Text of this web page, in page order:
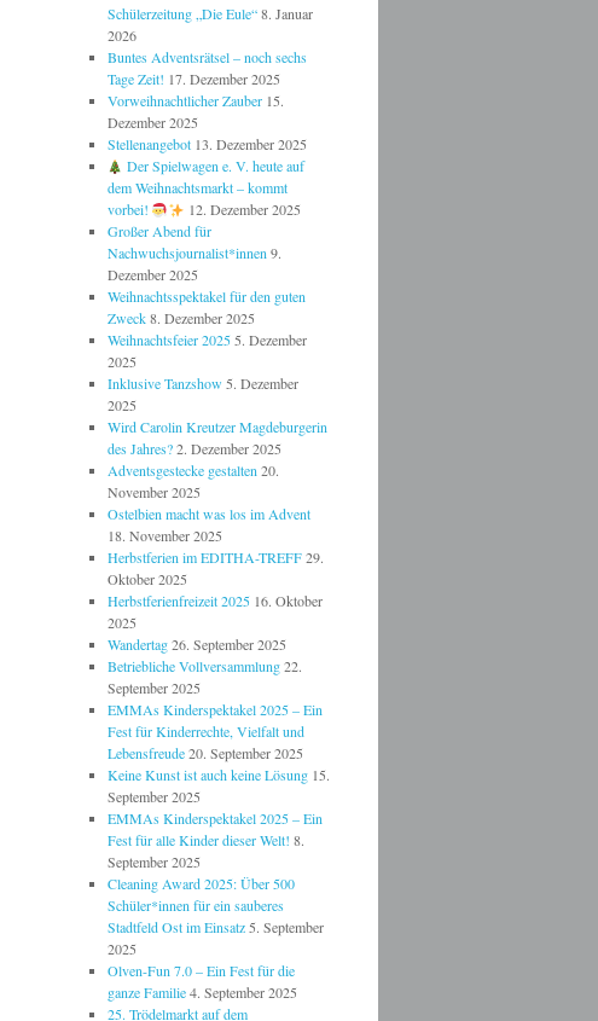
Schülerzeitung „Die Eule“ 8. Januar
2026
Buntes Adventsrätsel – noch sechs
Tage Zeit! 17. Dezember 2025
Vorweihnachtlicher Zauber 15.
Dezember 2025
Stellenangebot 13. Dezember 2025
Der Spielwagen e. V. heute auf
dem Weihnachtsmarkt – kommt
vorbei!
12. Dezember 2025
Großer Abend für
Nachwuchsjournalist*innen 9.
Dezember 2025
Weihnachtsspektakel für den guten
Zweck 8. Dezember 2025
Weihnachtsfeier 2025 5. Dezember
2025
Inklusive Tanzshow 5. Dezember
2025
Wird Carolin Kreutzer Magdeburgerin
des Jahres? 2. Dezember 2025
Adventsgestecke gestalten 20.
November 2025
Ostelbien macht was los im Advent
18. November 2025
Herbstferien im EDITHA-TREFF 29.
Oktober 2025
Herbstferienfreizeit 2025 16. Oktober
2025
Wandertag 26. September 2025
Betriebliche Vollversammlung 22.
September 2025
EMMAs Kinderspektakel 2025 – Ein
Fest für Kinderrechte, Vielfalt und
Lebensfreude 20. September 2025
Keine Kunst ist auch keine Lösung 15.
September 2025
EMMAs Kinderspektakel 2025 – Ein
Fest für alle Kinder dieser Welt! 8.
September 2025
Cleaning Award 2025: Über 500
Schüler*innen für ein sauberes
Stadtfeld Ost im Einsatz 5. September
2025
Olven-Fun 7.0 – Ein Fest für die
ganze Familie 4. September 2025
25. Trödelmarkt auf dem